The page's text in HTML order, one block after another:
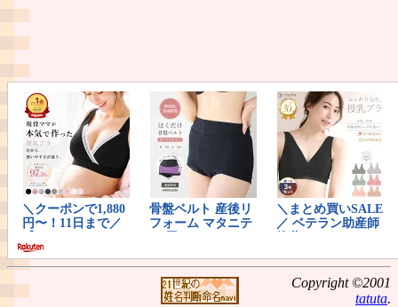
Copyright ©2001
tatuta.